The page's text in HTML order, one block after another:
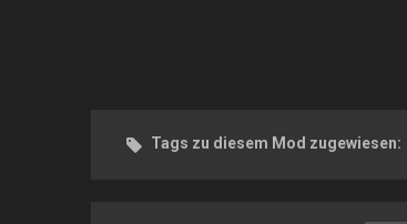
Tags zu diesem Mod zugewiesen: